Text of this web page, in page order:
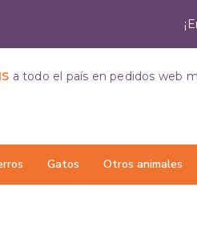
Gatos Otros animales
a todo el país en pedidos web